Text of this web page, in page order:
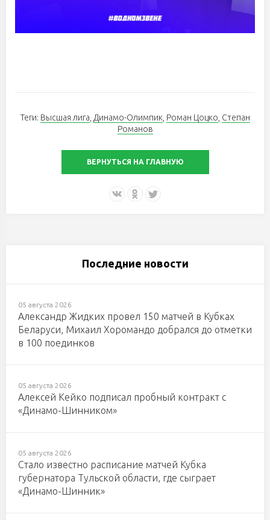
Теги: Высшая лига Динамо-Олимпик Роман Цоцко Степан
Романов
ВЕРНУТЬСЯ НА ГЛАВНУЮ
Последние новости
05 августа 2026
Александр Жидких провел 150 матчей в Кубках
Беларуси, Михаил Хоромандо добрался до отметки
в 100 поединков
05 августа 2026
Алексей Кейко подписал пробный контракт с
«Динамо-Шинником»
05 августа 2026
Стало известно расписание матчей Кубка
губернатора Тульской области, где сыграет
«Динамо-Шинник»